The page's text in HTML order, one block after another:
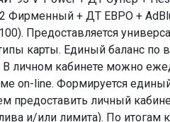
+ ДТ ЕВРО +
Предоставляется
карты. Единый баланс по
личном кабинете можно
on-line. Формируется
предоставить личный
и/или лимита). По итогам